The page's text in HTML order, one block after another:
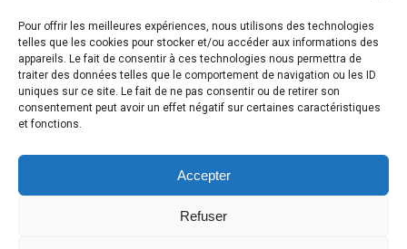
Pour offrir les meilleures expériences, nous utilisons des technologies
telles que les cookies pour stocker et/ou accéder aux informations des
appareils. Le fait de consentir à ces technologies nous permettra de
traiter des données telles que le comportement de navigation ou les ID
uniques sur ce site. Le fait de ne pas consentir ou de retirer son
consentement peut avoir un effet négatif sur certaines caractéristiques
et fonctions.
Accepter
Refuser
Ce site utilise Akismet pour réduire les indésirables.En
savoir plus sur la façon dont les données de vos
commentaires sont traitées.
Retour au début